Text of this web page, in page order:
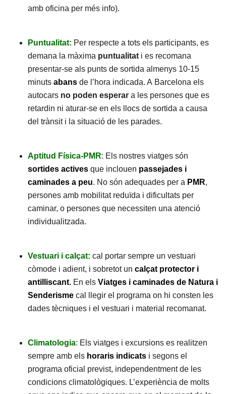
amb oficina per més info).
Puntualitat: Per respecte a tots els participants, es
demana la màxima puntualitat i es recomana
presentar-se als punts de sortida almenys 10-15
minuts abans de l’hora indicada. A Barcelona els
autocars no poden esperar a les persones que es
retardin ni aturar-se en els llocs de sortida a causa
del trànsit i la situació de les parades.
Aptitud Física-PMR: Els nostres viatges són
sortides actives que inclouen passejades i
caminades a peu. No són adequades per a PMR,
persones amb mobilitat reduïda i dificultats per
caminar, o persones que necessiten una atenció
individualitzada.
Vestuari i calçat: cal portar sempre un vestuari
còmode i adient, i sobretot un calçat protector i
antilliscant. En els Viatges i caminades de Natura i
Senderisme cal llegir el programa on hi consten les
dades tècniques i el vestuari i material recomanat.
Climatologia: Els viatges i excursions es realitzen
sempre amb els horaris indicats i segons el
programa oficial previst, independentment de les
condicions climatològiques. L’experiència de molts